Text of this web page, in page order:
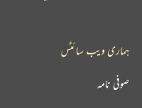
ہماری ویب سائٹس
صوفی نامہ